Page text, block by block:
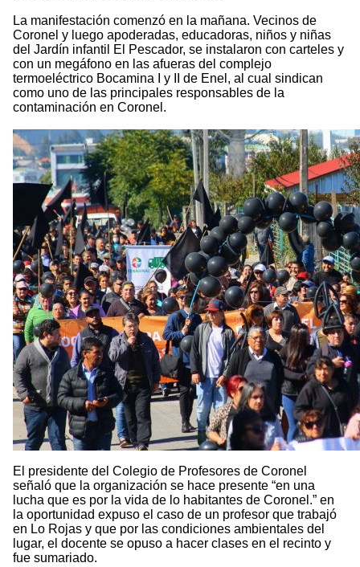
La manifestación comenzó en la mañana. Vecinos de
Coronel y luego apoderadas, educadoras, niños y niñas
del Jardín infantil El Pescador, se instalaron con carteles y
con un megáfono en las afueras del complejo
termoeléctrico Bocamina I y II de Enel, al cual sindican
como uno de las principales responsables de la
contaminación en Coronel.
El presidente del Colegio de Profesores de Coronel
señaló que la organización se hace presente “en una
lucha que es por la vida de lo habitantes de Coronel.” en
la oportunidad expuso el caso de un profesor que trabajó
en Lo Rojas y que por las condiciones ambientales del
lugar, el docente se opuso a hacer clases en el recinto y
fue sumariado.